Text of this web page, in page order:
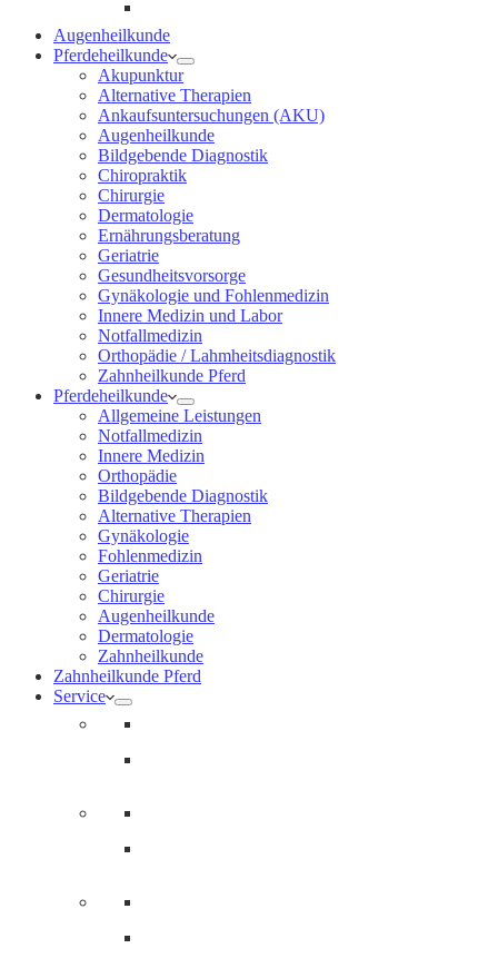
Augenheilkunde
Pferdeheilkunde
Akupunktur
Alternative Therapien
Ankaufsuntersuchungen (AKU)
Augenheilkunde
Bildgebende Diagnostik
Chiropraktik
Chirurgie
Dermatologie
Ernährungsberatung
Geriatrie
Gesundheitsvorsorge
Gynäkologie und Fohlenmedizin
Innere Medizin und Labor
Notfallmedizin
Orthopädie / Lahmheitsdiagnostik
Zahnheilkunde Pferd
Pferdeheilkunde
Allgemeine Leistungen
Notfallmedizin
Innere Medizin
Orthopädie
Bildgebende Diagnostik
Alternative Therapien
Gynäkologie
Fohlenmedizin
Geriatrie
Chirurgie
Augenheilkunde
Dermatologie
Zahnheilkunde
Zahnheilkunde Pferd
Service